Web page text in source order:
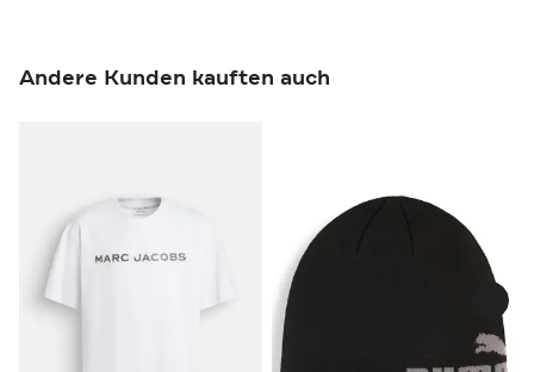
Andere Kunden kauften auch